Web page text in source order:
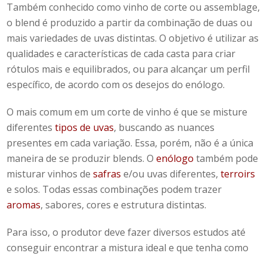
Também conhecido como vinho de corte ouassemblage,
o blendé produzido a partir da combinação de duas ou
mais variedades de uvas distintas. O objetivo é utilizar as
qualidades e características de cada casta para criar
rótulos mais e equilibrados, ou para alcançar um perfil
específico, de acordo com os desejos do enólogo.
O mais comum em umcorte de vinhoé que se misture
diferentestipos de uvas, buscando as nuances
presentes em cada variação. Essa, porém, não é a única
maneira de se produzir blends. Oenólogo também pode
misturar vinhos desafras e/ou uvas diferentes,terroirs
e solos. Todas essas combinações podem trazer
aromas, sabores, corese estruturadistintas.
Para isso, o produtor deve fazer diversos estudos até
conseguir encontrar a mistura ideal e que tenha como